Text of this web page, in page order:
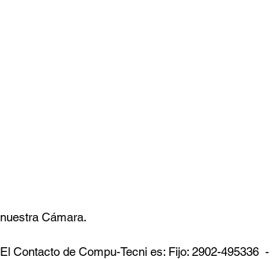
nuestra Cámara.
El Contacto de Compu-Tecni es: Fijo: 2902-495336